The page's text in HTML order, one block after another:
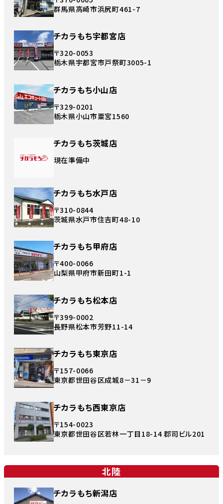
群馬県高崎市浜尻町461-7
チカラもち宇都宮店
〒320-0053
栃木県宇都宮市戸祭町3005-1
チカラもち小山店
〒329-0201
栃木県小山市粟宮1560
チカラもち茨城店
現在準備中
チカラもち水戸店
〒310-0844
茨城県水戸市住吉町48-10
チカラもち甲府店
〒400-0066
山梨県甲府市新田町1-1
チカラもち松本店
〒399-0002
長野県松本市芳野11-14
チカラもち東京店
〒157-0066
東京都世田谷区成城8－31－9
チカラもち西東京店
〒154-0023
東京都世田谷区若林一丁目18-14 郡司ビル201
北陸
チカラもち新潟店